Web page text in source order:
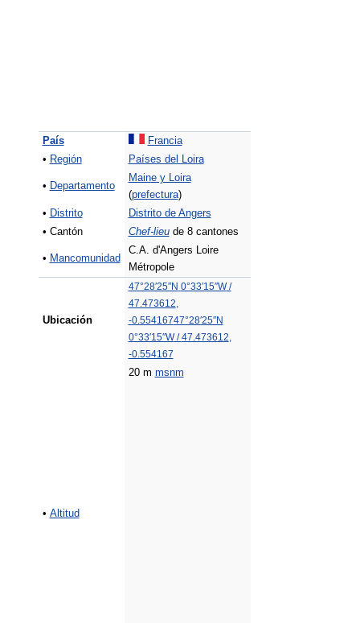
País
Francia
• Región Países del Loira
• Departamento
Maine y Loira
(prefectura)
• Distrito
Distrito de Angers
• Cantón
Chef-lieude 8 cantones
• Mancomunidad
C.A. d'Angers Loire
Métropole
Ubicación
47°28′25″N 0°33′15″W/
47.473612,
-0.55416747°28′25″N
0°33′15″W/47.473612,
-0.554167
• Altitud
20 m msnm